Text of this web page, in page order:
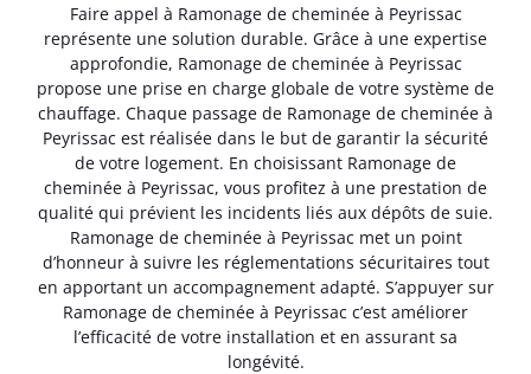
Faire appel à Ramonage de cheminée à Peyrissac
représente une solution durable. Grâce à une expertise
approfondie, Ramonage de cheminée à Peyrissac
propose une prise en charge globale de votre système de
chauffage. Chaque passage de Ramonage de cheminée à
Peyrissac est réalisée dans le but de garantir la sécurité
de votre logement. En choisissant Ramonage de
cheminée à Peyrissac, vous profitez à une prestation de
qualité qui prévient les incidents liés aux dépôts de suie.
Ramonage de cheminée à Peyrissac met un point
d’honneur à suivre les réglementations sécuritaires tout
en apportant un accompagnement adapté. S’appuyer sur
Ramonage de cheminée à Peyrissac c’est améliorer
l’efficacité de votre installation et en assurant sa
longévité.